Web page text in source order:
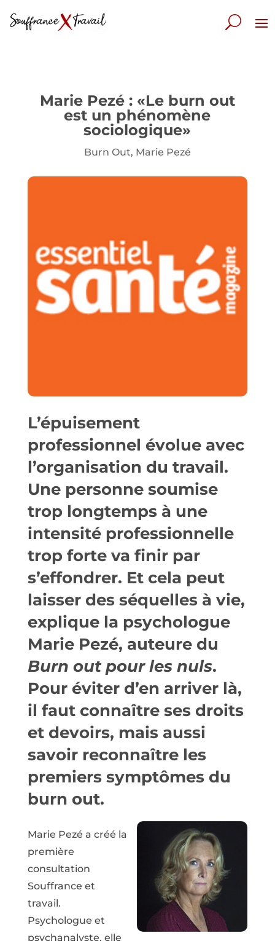
Marie Pezé : «Le burn out
est un phénomène
sociologique»
Burn Out, Marie Pezé
L’épuisement
professionnel évolue avec
l’organisation du travail.
Une personne soumise
trop longtemps à une
intensité professionnelle
trop forte va finir par
s’effondrer. Et cela peut
laisser des séquelles à vie,
explique la psychologue
Marie Pezé, auteure du
Burn outpour les nuls.
Pour éviter d’en arriver là,
il faut connaître ses droits
et devoirs, mais aussi
savoir reconnaître les
premiers symptômes du
burn out.
Marie Pezé a créé la
première
consultation
Souffrance et
travail.
Psychologue et
psychanalyste, elle